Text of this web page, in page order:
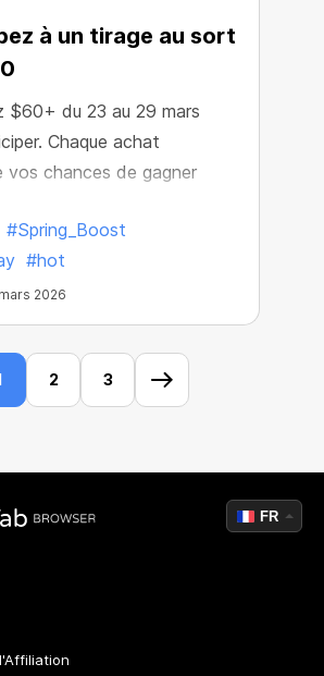
à un tirage au sort
$60+ du 23 au 29 mars
Chaque achat
vos chances de gagner
#Spring_Boost
#hot
2026
2 3
FR